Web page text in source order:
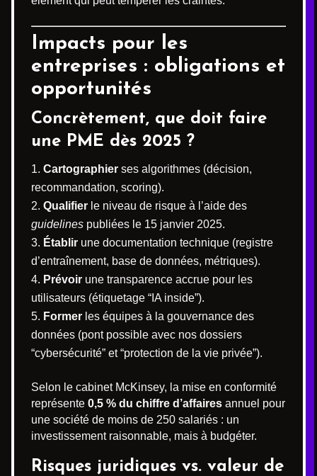
Impacts pour les
entreprises : obligations et
opportunités
Concrètement, que doit faire
une PME dès 2025 ?
Cartographier ses algorithmes (décision,
recommandation, scoring).
Qualifier le niveau de risque à l’aide des
guidelines publiées le 15 janvier 2025.
Établir une documentation technique (registre
d’entraînement, base de données, métriques).
Prévoir une transparence accrue pour les
utilisateurs (étiquetage “IA inside”).
Former les équipes à la gouvernance des
données (pont possible avec nos dossiers
“cybersécurité” et “protection de la vie privée”).
Selon le cabinet McKinsey, la mise en conformité
représente 0,5 % du chiffre d’affaires annuel pour
une société de moins de 250 salariés : un
investissement raisonnable, mais à budgéter.
Risques juridiques vs. valeur de